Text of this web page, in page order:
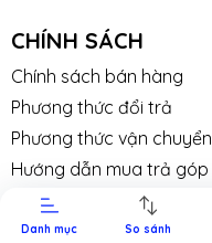
TIN TỨC TUYỂN DỤNG
CHÍNH SÁCH
Chính sách bán hàng
Phương thức đổi trả
Phương thức vận chuyển
Hướng dẫn mua trả góp
Phương thức thanh toán
Chính sách bảo mật
Danh mục So sánh